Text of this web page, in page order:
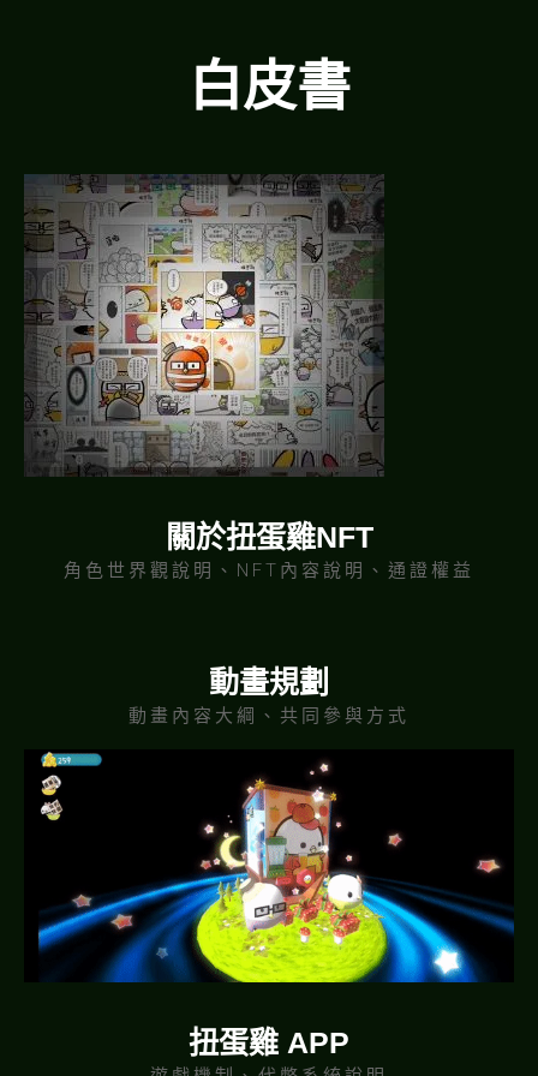
白皮書
關於扭蛋雞NFT
角色世界觀說明、NFT內容說明、通證權益
動畫規劃
動畫內容大綱、共同參與方式
扭蛋雞 APP